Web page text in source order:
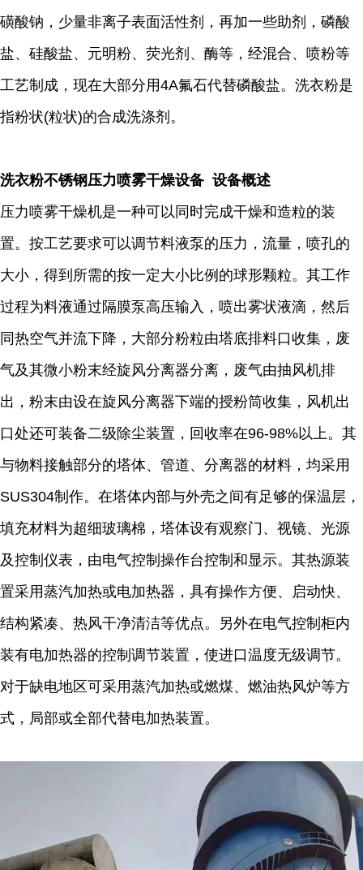
磺酸钠，少量非离子表面活性剂，再加一些助剂，磷酸
盐、硅酸盐、元明粉、荧光剂、酶等，经混合、喷粉等
工艺制成，现在大部分用4A氟石代替磷酸盐。洗衣粉是
指粉状(粒状)的合成洗涤剂。
洗衣粉不锈钢压力喷雾干燥设备 设备概述
压力喷雾干燥机是一种可以同时完成干燥和造粒的装
置。按工艺要求可以调节料液泵的压力，流量，喷孔的
大小，得到所需的按一定大小比例的球形颗粒。其工作
过程为料液通过隔膜泵高压输入，喷出雾状液滴，然后
同热空气并流下降，大部分粉粒由塔底排料口收集，废
气及其微小粉末经旋风分离器分离，废气由抽风机排
出，粉末由设在旋风分离器下端的授粉筒收集，风机出
口处还可装备二级除尘装置，回收率在96-98%以上。其
与物料接触部分的塔体、管道、分离器的材料，均采用
SUS304制作。在塔体内部与外壳之间有足够的保温层，
填充材料为超细玻璃棉，塔体设有观察门、视镜、光源
及控制仪表，由电气控制操作台控制和显示。其热源装
置采用蒸汽加热或电加热器，具有操作方便、启动快、
结构紧凑、热风干净清洁等优点。另外在电气控制柜内
装有电加热器的控制调节装置，使进口温度无级调节。
对于缺电地区可采用蒸汽加热或燃煤、燃油热风炉等方
式，局部或全部代替电加热装置。